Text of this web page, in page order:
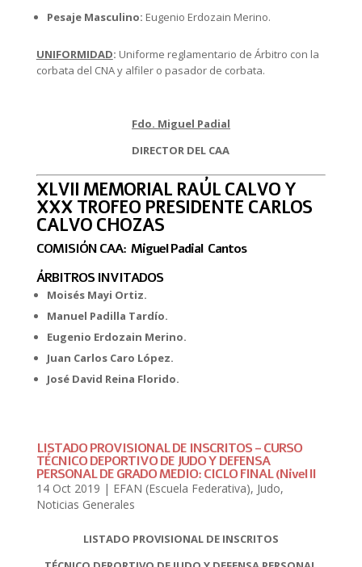
Pesaje Masculino: Eugenio Erdozain Merino.
UNIFORMIDAD: Uniforme reglamentario de Árbitro con la
corbata del CNA y alfiler o pasador de corbata.
Fdo. Miguel Padial
DIRECTOR DEL CAA
XLVII MEMORIAL RAÚL CALVO Y
XXX TROFEO PRESIDENTE CARLOS
CALVO CHOZAS
COMISIÓN CAA: Miguel Padial Cantos
ÁRBITROS INVITADOS
Moisés Mayi Ortiz.
Manuel Padilla Tardío.
Eugenio Erdozain Merino.
Juan Carlos Caro López.
José David Reina Florido.
LISTADO PROVISIONAL DE INSCRITOS – CURSO
TÉCNICO DEPORTIVO DE JUDO Y DEFENSA
PERSONAL DE GRADO MEDIO: CICLO FINAL (Nivel lI
14 Oct 2019 | EFAN (Escuela Federativa), Judo,
Noticias Generales
LISTADO PROVISIONAL DE INSCRITOS